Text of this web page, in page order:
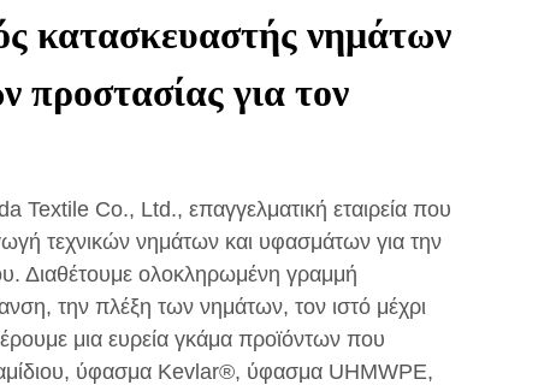
κατασκευαστής νημάτων
προστασίας για τον
Textile Co., Ltd., επαγγελματική εταιρεία που
τεχνικών νημάτων και υφασμάτων για την
Διαθέτουμε ολοκληρωμένη γραμμή
την πλέξη των νημάτων, τον ιστό μέχρι
μια ευρεία γκάμα προϊόντων που
ύφασμα Kevlar®, ύφασμα UHMWPE,